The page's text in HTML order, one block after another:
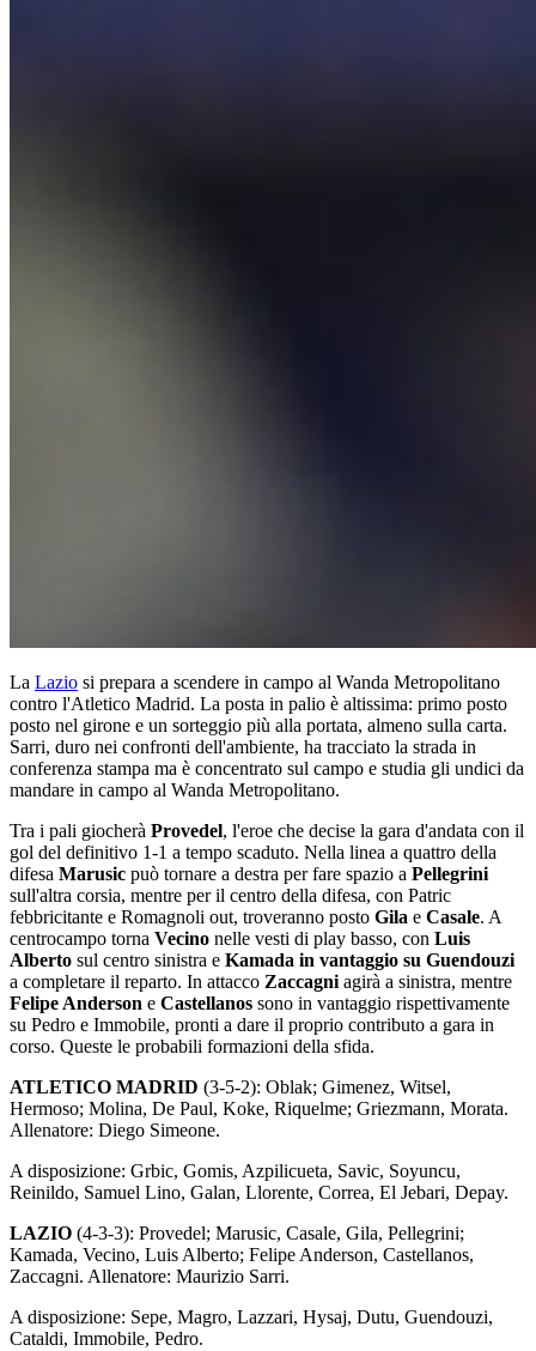
La Lazio si prepara a scendere in campo al Wanda Metropolitano
contro l'Atletico Madrid. La posta in palio è altissima: primo posto
posto nel girone e un sorteggio più alla portata, almeno sulla carta.
Sarri, duro nei confronti dell'ambiente, ha tracciato la strada in
conferenza stampa ma è concentrato sul campo e studia gli undici da
mandare in campo al Wanda Metropolitano.
Tra i pali giocherà Provedel, l'eroe che decise la gara d'andata con il
gol del definitivo 1-1 a tempo scaduto. Nella linea a quattro della
difesa Marusic può tornare a destra per fare spazio a Pellegrini
sull'altra corsia, mentre per il centro della difesa, con Patric
febbricitante e Romagnoli out, troveranno posto Gila e Casale. A
centrocampo torna Vecino nelle vesti di play basso, con Luis
Alberto sul centro sinistra e Kamada in vantaggio su Guendouzi
a completare il reparto. In attacco Zaccagni agirà a sinistra, mentre
Felipe Anderson e Castellanos sono in vantaggio rispettivamente
su Pedro e Immobile, pronti a dare il proprio contributo a gara in
corso. Queste le probabili formazioni della sfida.
ATLETICO MADRID (3-5-2): Oblak; Gimenez, Witsel,
Hermoso; Molina, De Paul, Koke, Riquelme; Griezmann, Morata.
Allenatore: Diego Simeone.
A disposizione: Grbic, Gomis, Azpilicueta, Savic, Soyuncu,
Reinildo, Samuel Lino, Galan, Llorente, Correa, El Jebari, Depay.
LAZIO (4-3-3): Provedel; Marusic, Casale, Gila, Pellegrini;
Kamada, Vecino, Luis Alberto; Felipe Anderson, Castellanos,
Zaccagni. Allenatore: Maurizio Sarri.
A disposizione: Sepe, Magro, Lazzari, Hysaj, Dutu, Guendouzi,
Cataldi, Immobile, Pedro.